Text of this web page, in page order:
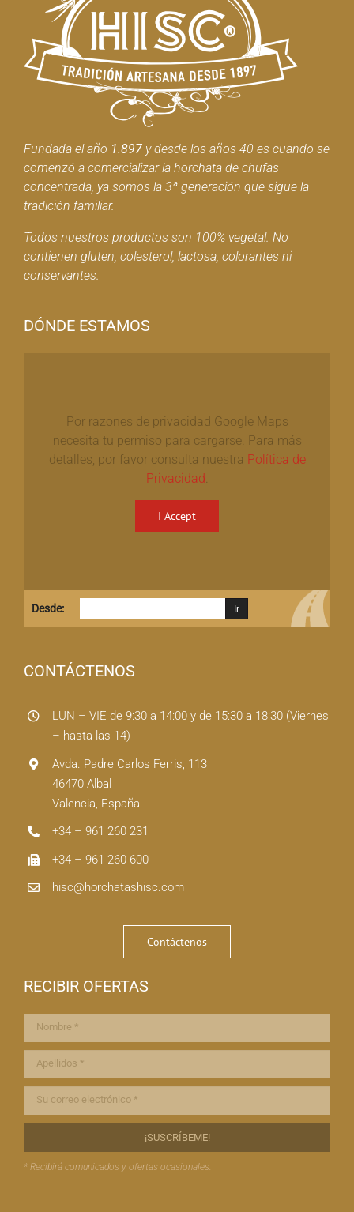
Fundada el año 1.897y desde los años 40 es cuando se
comenzó a comercializar la horchata de chufas
concentrada, ya somos la 3ª generación que sigue la
tradición familiar.
Todos nuestros productos son 100% vegetal. No
contienen gluten, colesterol, lactosa, colorantes ni
conservantes.
DÓNDE ESTAMOS
Por razones de privacidad Google Maps
necesita tu permiso para cargarse. Para más
detalles, por favor consulta nuestra Política de
Privacidad
I Accept
Desde:
CONTÁCTENOS
LUN – VIE de 9:30 a 14:00 y de 15:30 a 18:30 (Viernes
– hasta las 14)
Avda. Padre Carlos Ferris, 113
46470 Albal
Valencia, España
+34 – 961 260 231
+34 – 961 260 600
hisc@horchatashisc.com
Contáctenos
RECIBIR OFERTAS
* Recibirá comunicados y ofertas ocasionales.